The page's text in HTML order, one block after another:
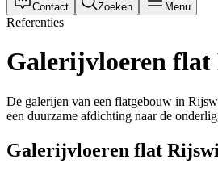
Contact Zoeken Menu
Referenties
Galerijvloeren flat
De galerijen van een flatgebouw in
een duurzame afdichting naar de
Galerijvloeren flat